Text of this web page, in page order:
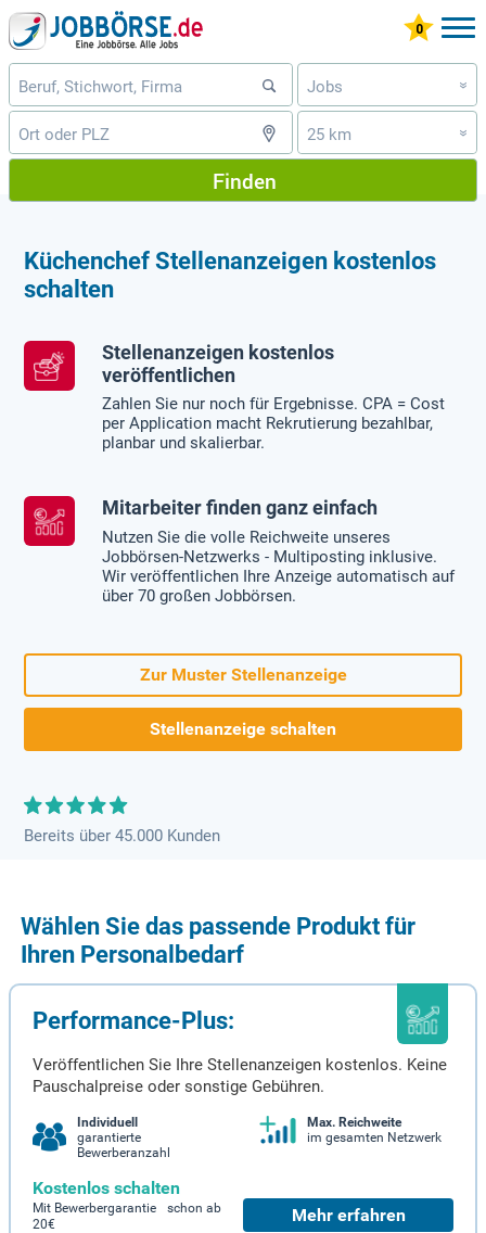
Jobs »
25 km »
Finden
Küchenchef Stellenanzeigen kostenlos
schalten
Stellenanzeigen kostenlos
veröffentlichen
Zahlen Sie nur noch für Ergebnisse. CPA = Cost
per Application macht Rekrutierung bezahlbar,
planbar und skalierbar.
Mitarbeiter finden ganz einfach
Nutzen Sie die volle Reichweite unseres
Jobbörsen-Netzwerks - Multiposting inklusive.
Wir veröffentlichen Ihre Anzeige automatisch auf
über 70 großen Jobbörsen.
Zur Muster Stellenanzeige
Stellenanzeige schalten
Bereits über 45.000 Kunden
Wählen Sie das passende Produkt für
Ihren Personalbedarf
Performance-Plus:
Veröffentlichen Sie Ihre Stellenanzeigen kostenlos. Keine
Pauschalpreise oder sonstige Gebühren.
Individuell
garantierte
Bewerberanzahl
Max. Reichweite
im gesamten Netzwerk
Kostenlos schalten
Mit Bewerbergarantie schon ab
20€
Mehr erfahren